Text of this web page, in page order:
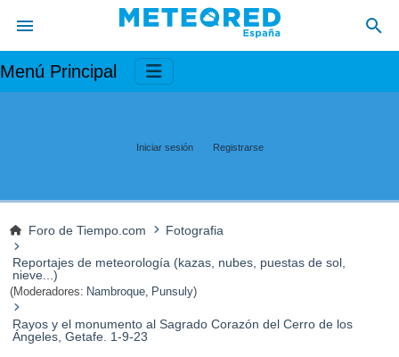
Menú Principal
Iniciar sesión Registrarse
Foro de Tiempo.com Fotografia
Reportajes de meteorología (kazas, nubes, puestas de sol,
nieve...)
(Moderadores: Nambroque, Punsuly)
Rayos y el monumento al Sagrado Corazón del Cerro de los
Ángeles, Getafe. 1-9-23